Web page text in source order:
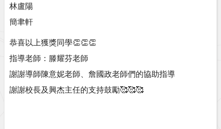
林盧陽
簡聿軒
恭喜以上獲獎同學👏👏👏
指導老師：滕耀芬老師
謝謝導師陳意妮老師、詹國政老師們的協助指導
謝謝校長及興杰主任的支持鼓勵🥰🥰🥰